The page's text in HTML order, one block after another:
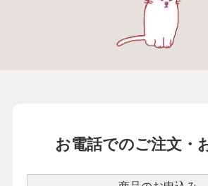
お電話でのご注文・